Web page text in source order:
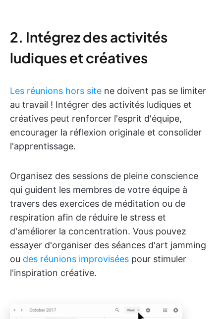
2. Intégrez des activités
ludiques et créatives
Les réunions hors site ne doivent pas se limiter
au travail ! Intégrer des activités ludiques et
créatives peut renforcer l'esprit d'équipe,
encourager la réflexion originale et consolider
l'apprentissage.
Organisez des sessions de pleine conscience
qui guident les membres de votre équipe à
travers des exercices de méditation ou de
respiration afin de réduire le stress et
d'améliorer la concentration. Vous pouvez
essayer d'organiser des séances d'art jamming
ou des réunions improvisées pour stimuler
l'inspiration créative.